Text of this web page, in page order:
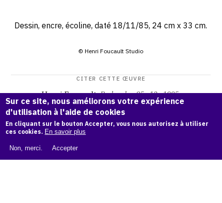
Dessin, encre, écoline, daté 18/11/85, 24 cm x 33 cm.
© Henri Foucault Studio
CITER CETTE ŒUVRE
Henri Foucault,Recherches 85 - 12 - 1985.
Catalogue raisonné Henri Foucault, OAM.
COPIER LA CITATION
Sur ce site, nous améliorons votre expérience
d'utilisation à l'aide de cookies
En cliquant sur le bouton Accepter, vous nous autorisez à utiliser
ces cookies. En savoir plus
Non, merci. Accepter